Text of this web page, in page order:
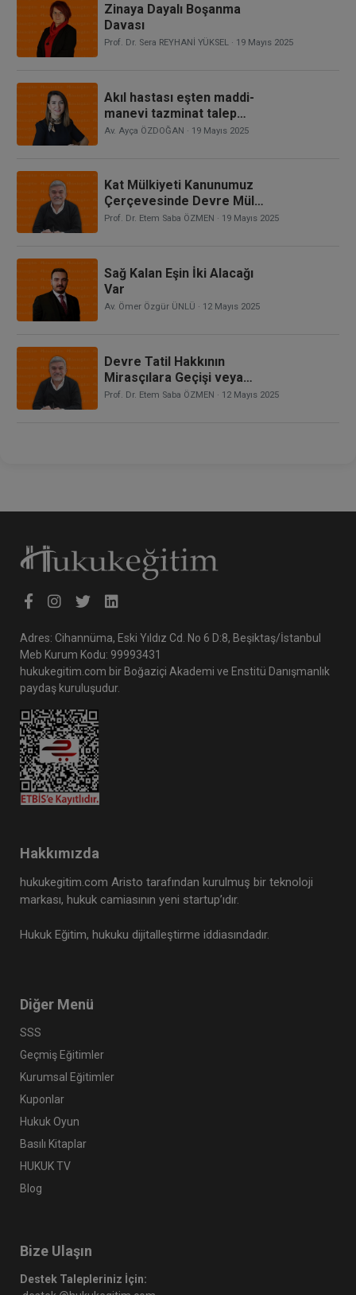
Zinaya Dayalı Boşanma
Davası
Prof. Dr. Sera REYHANİ YÜKSEL· 19 Mayıs 2025
Akıl hastası eşten maddi-
manevi tazminat talep
edilebilir mi?
Av. Ayça ÖZDOĞAN · 19 Mayıs 2025
Kat Mülkiyeti Kanunumuz
Çerçevesinde Devre Mülk
Uyuşmazlıklarında
Prof. Dr. Etem Saba ÖZMEN · 19 Mayıs 2025
Sağ Kalan Eşin İki Alacağı
Var
Av. Ömer Özgür ÜNLÜ · 12 Mayıs 2025
Devre Tatil Hakkının
Mirasçılara Geçişi veya
Ölüme Bağlı Tasarruflara
Prof. Dr. Etem Saba ÖZMEN · 12 Mayıs 2025
Adres: Cihannüma, Eski Yıldız Cd. No 6 D:8, Beşiktaş/İstanbul
Meb Kurum Kodu: 99993431
hukukegitim.com bir Boğaziçi Akademi ve Enstitü Danışmanlık
paydaş kuruluşudur.
Hakkımızda
hukukegitim.com Aristo tarafından kurulmuş bir teknoloji
markası, hukuk camiasının yeni startup’ıdır.
Hukuk Eğitim, hukuku dijitalleştirme iddiasındadır.
Diğer Menü
SSS
Geçmiş Eğitimler
Kurumsal Eğitimler
Kuponlar
Hukuk Oyun
Basılı Kitaplar
HUKUK TV
Blog
Bize Ulaşın
Destek Talepleriniz İçin: